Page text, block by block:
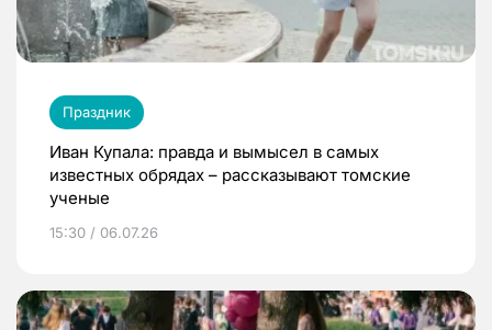
Праздник
Иван Купала: правда и вымысел в самых
известных обрядах – рассказывают томские
ученые
15:30 / 06.07.26